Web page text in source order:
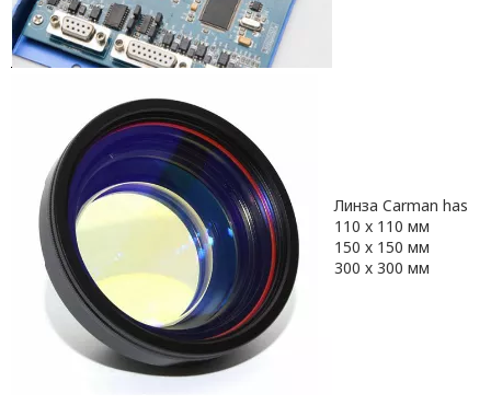
Линза Carman has
110 x 110 мм
150 х 150 мм
300 х 300 мм